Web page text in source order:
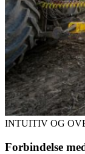
INTUITIV OG
Forbindelse